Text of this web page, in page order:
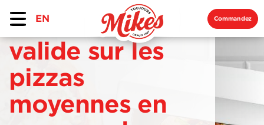
EN Commandez
valide sur les
pizzas
moyennes en